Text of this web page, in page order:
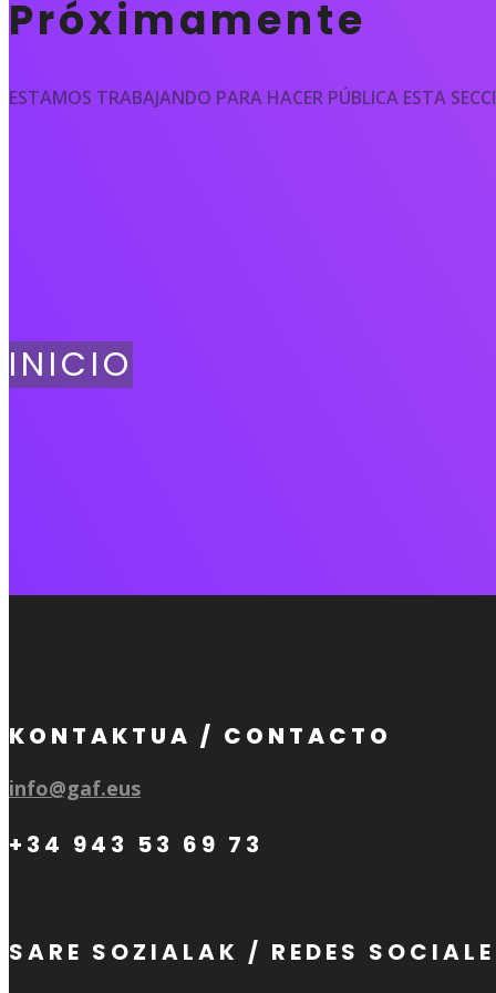
Próximamente
ESTAMOS TRABAJANDO PARA HACER PÚBLICA ESTA
INICIO
KONTAKTUA / CONTACTO
info@gaf.eus
+34 943 53 69 73
SARE SOZIALAK / REDES